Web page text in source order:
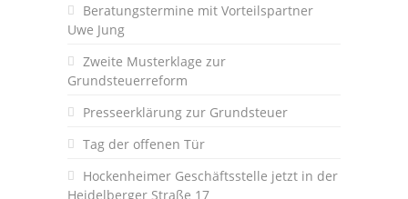
Beratungstermine mit Vorteilspartner
Uwe Jung
Zweite Musterklage zur
Grundsteuerreform
Presseerklärung zur Grundsteuer
Tag der offenen Tür
Hockenheimer Geschäftsstelle jetzt in der
Heidelberger Straße 17